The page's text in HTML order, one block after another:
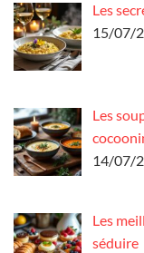
Les
15/07/
Les
14/07/
Les
séduire